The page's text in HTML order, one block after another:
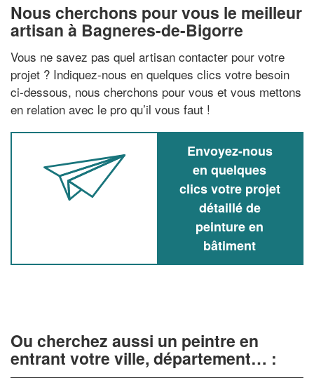
Nous cherchons pour vous le meilleur
artisan à Bagneres-de-Bigorre
Vous ne savez pas quel artisan contacter pour votre
projet ? Indiquez-nous en quelques clics votre besoin
ci-dessous, nous cherchons pour vous et vous mettons
en relation avec le pro qu’il vous faut !
Envoyez-nous
en quelques
clics votre projet
détaillé de
peinture en
bâtiment
Ou cherchez aussi un peintre en
entrant votre ville, département… :